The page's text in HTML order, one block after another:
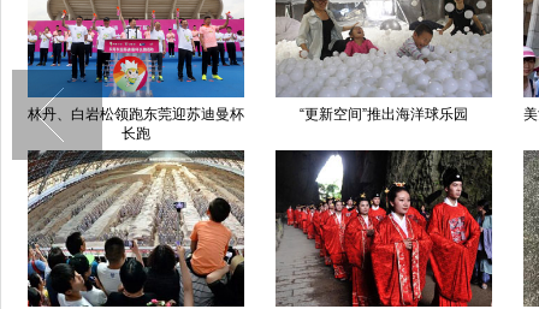
林丹、白岩松领跑东莞迎苏迪曼杯
长跑
“更新空间”推出海洋球乐园